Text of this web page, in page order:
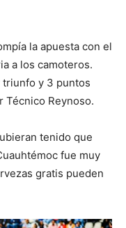
la apuesta con el
a los camoteros.
y 3 puntos
Técnico Reynoso.
tenido que
fue muy
gratis pueden